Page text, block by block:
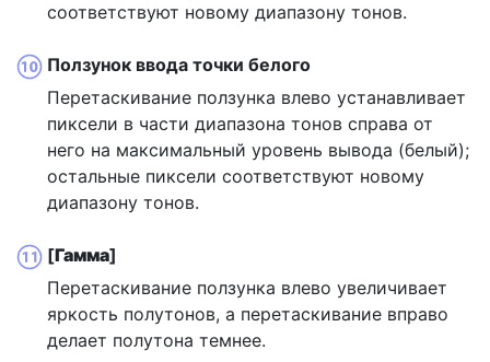
соответствуют новому диапазону тонов.
Ползунок ввода точки белого
Перетаскивание ползунка влево устанавливает
пиксели в части диапазона тонов справа от
него на максимальный уровень вывода (белый);
остальные пиксели соответствуют новому
диапазону тонов.
[Гамма]
Перетаскивание ползунка влево увеличивает
яркость полутонов, а перетаскивание вправо
делает полутона темнее.